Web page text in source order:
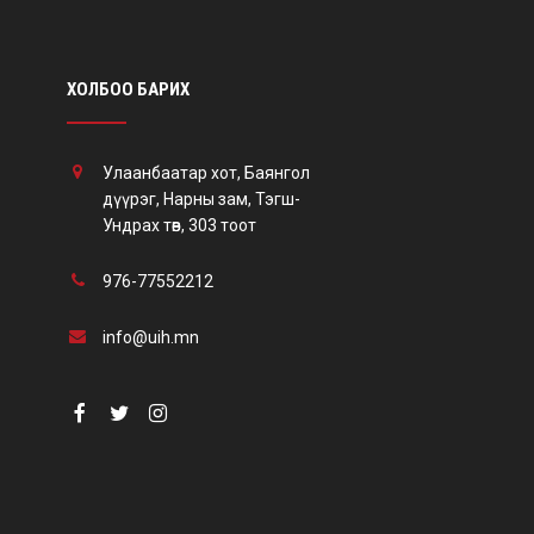
ХОЛБОО БАРИХ
Улаанбаатар хот, Баянгол
дүүрэг, Нарны зам, Тэгш-
Ундрах төв, 303 тоот
976-77552212
info@uih.mn